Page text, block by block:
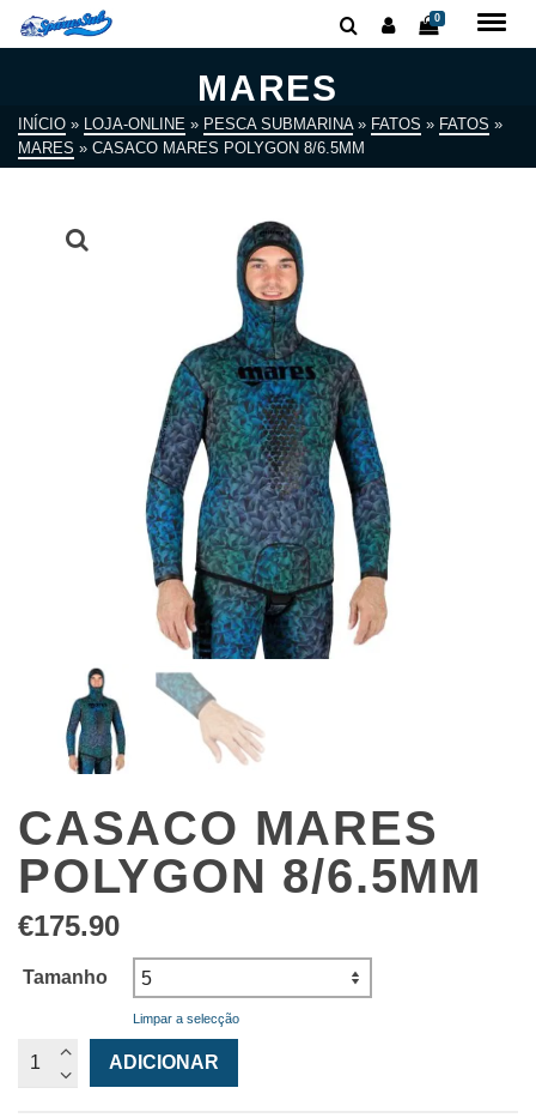
0
MARES
INÍCIO » LOJA-ONLINE » PESCA SUBMARINA » FATOS » FATOS »
MARES » CASACO MARES POLYGON 8/6.5MM
CASACO MARES
POLYGON 8/6.5MM
€175.90
Tamanho
Limpar a selecção
Quantidade
ADICIONAR